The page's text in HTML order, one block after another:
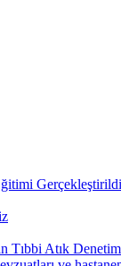
Gerçekleştirildi
Tıbbi Atık